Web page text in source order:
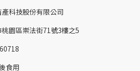
科技股份有限公司
園區崇法街71號3樓之5
食用